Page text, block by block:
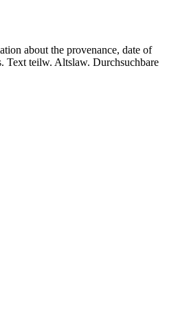
about the provenance, date of
Text teilw. Altslaw. Durchsuchbare